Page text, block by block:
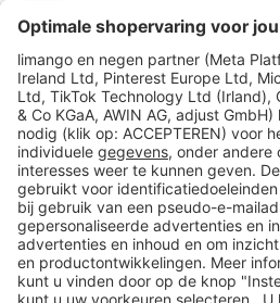
limango
Veilig winkelen
Klantenservice
Shop
Acties